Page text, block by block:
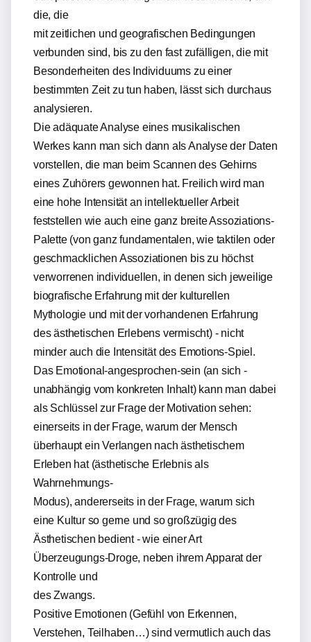
die, die
mit zeitlichen und geografischen Bedingungen
verbunden sind, bis zu den fast zufälligen, die mit
Besonderheiten des Individuums zu einer
bestimmten Zeit zu tun haben, lässt sich durchaus
analysieren.
Die adäquate Analyse eines musikalischen
Werkes kann man sich dann als Analyse der Daten
vorstellen, die man beim Scannen des Gehirns
eines Zuhörers gewonnen hat. Freilich wird man
eine hohe Intensität an intellektueller Arbeit
feststellen wie auch eine ganz breite Assoziations-
Palette (von ganz fundamentalen, wie taktilen oder
geschmacklichen Assoziationen bis zu höchst
verworrenen individuellen, in denen sich jeweilige
biografische Erfahrung mit der kulturellen
Mythologie und mit der vorhandenen Erfahrung
des ästhetischen Erlebens vermischt) - nicht
minder auch die Intensität des Emotions-Spiel.
Das Emotional-angesprochen-sein (an sich -
unabhängig vom konkreten Inhalt) kann man dabei
als Schlüssel zur Frage der Motivation sehen:
einerseits in der Frage, warum der Mensch
überhaupt ein Verlangen nach ästhetischem
Erleben hat (ästhetische Erlebnis als
Wahrnehmungs-
Modus), andererseits in der Frage, warum sich
eine Kultur so gerne und so großzügig des
Ästhetischen bedient - wie einer Art
Überzeugungs-Droge, neben ihrem Apparat der
Kontrolle und
des Zwangs.
Positive Emotionen (Gefühl von Erkennen,
Verstehen, Teilhaben…) sind vermutlich auch das